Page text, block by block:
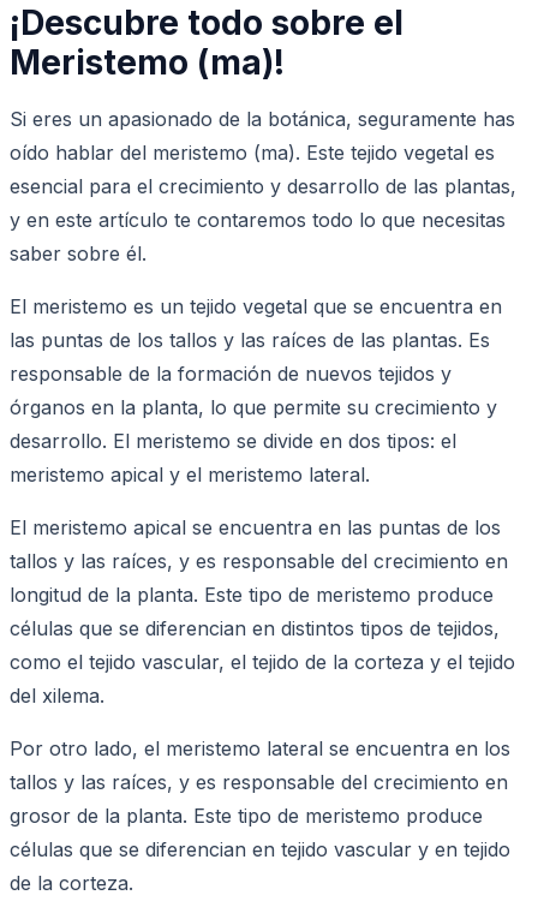
¡Descubre todo sobre el
Meristemo (ma)!
Si eres un apasionado de la botánica, seguramente has
oído hablar del meristemo (ma). Este tejido vegetal es
esencial para el crecimiento y desarrollo de las plantas,
y en este artículo te contaremos todo lo que necesitas
saber sobre él.
El meristemo es un tejido vegetal que se encuentra en
las puntas de los tallos y las raíces de las plantas. Es
responsable de la formación de nuevos tejidos y
órganos en la planta, lo que permite su crecimiento y
desarrollo. El meristemo se divide en dos tipos: el
meristemo apical y el meristemo lateral.
El meristemo apical se encuentra en las puntas de los
tallos y las raíces, y es responsable del crecimiento en
longitud de la planta. Este tipo de meristemo produce
células que se diferencian en distintos tipos de tejidos,
como el tejido vascular, el tejido de la corteza y el tejido
del xilema.
Por otro lado, el meristemo lateral se encuentra en los
tallos y las raíces, y es responsable del crecimiento en
grosor de la planta. Este tipo de meristemo produce
células que se diferencian en tejido vascular y en tejido
de la corteza.